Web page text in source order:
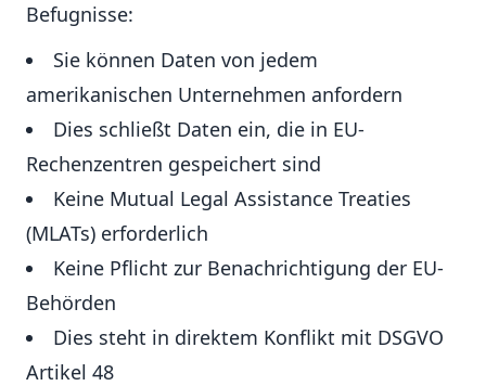
Befugnisse:
Sie können Daten von jedem
amerikanischen Unternehmen anfordern
Dies schließt Daten ein, die in EU-
Rechenzentren gespeichert sind
Keine Mutual Legal Assistance Treaties
(MLATs) erforderlich
Keine Pflicht zur Benachrichtigung der EU-
Behörden
Dies steht in direktem Konflikt mit DSGVO
Artikel 48